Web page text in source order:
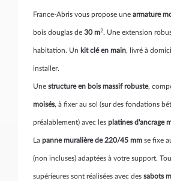
France-Abris vous propose une armature
bois douglas de 30 m2. Une extension
habitation. Un kit clé en main, livré à
installer.
Une structure en bois massif robuste,
moisés, à fixer au sol (sur des fondations
préalablement) avec les platines d'ancrage
La panne muralière de 220/45 mm se fixe
(non incluses) adaptées à votre support.
supérieures sont réalisées avec des sabots